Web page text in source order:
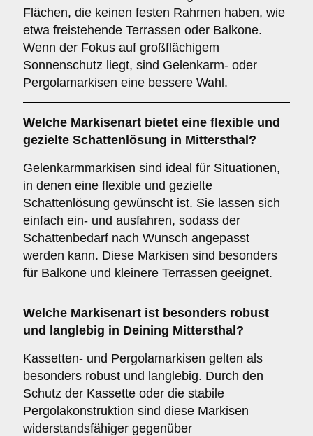
Flächen, die keinen festen Rahmen haben, wie
etwa freistehende Terrassen oder Balkone.
Wenn der Fokus auf großflächigem
Sonnenschutz liegt, sind Gelenkarm- oder
Pergolamarkisen eine bessere Wahl.
Welche Markisenart bietet eine flexible und
gezielte Schattenlösung in Mittersthal?
Gelenkarmmarkisen sind ideal für Situationen,
in denen eine flexible und gezielte
Schattenlösung gewünscht ist. Sie lassen sich
einfach ein- und ausfahren, sodass der
Schattenbedarf nach Wunsch angepasst
werden kann. Diese Markisen sind besonders
für Balkone und kleinere Terrassen geeignet.
Welche Markisenart ist besonders robust
und langlebig in Deining Mittersthal?
Kassetten- und Pergolamarkisen gelten als
besonders robust und langlebig. Durch den
Schutz der Kassette oder die stabile
Pergolakonstruktion sind diese Markisen
widerstandsfähiger gegenüber